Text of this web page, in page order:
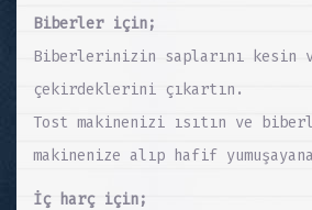
Biberler için;
Biberlerinizin saplarını kesin
çekirdeklerini çıkartın.
Tost makinenizi ısıtın ve
makinenize alıp hafif
İç harç için;